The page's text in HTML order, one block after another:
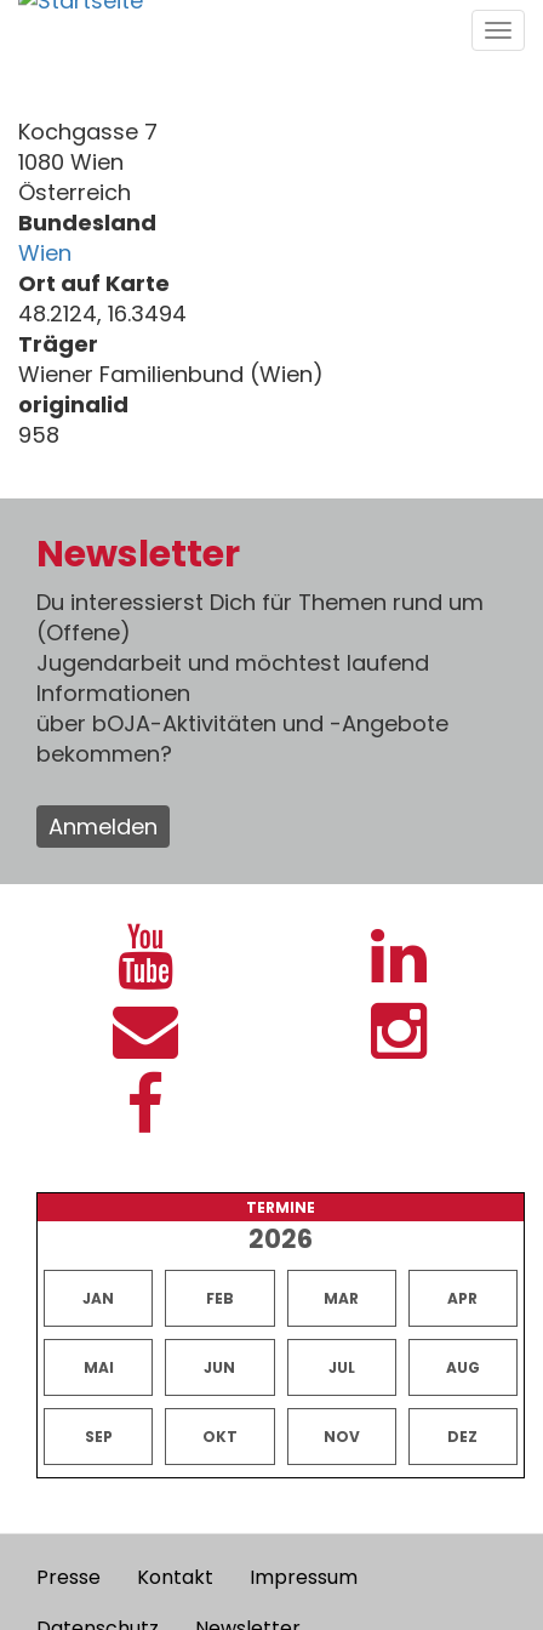
Direkt
Kochgasse 7
1080 Wien
Österreich
Bundesland
Wien
Ort auf Karte
48.2124, 16.3494
Träger
Wiener Familienbund (Wien)
originalid
958
Newsletter
Du interessierst Dich für Themen rund um
(Offene)
Jugendarbeit und möchtest laufend
Informationen
über bOJA-Aktivitäten und -Angebote
bekommen?
Anmelden
TERMINE
2026
JAN FEB MAR APR
MAI JUN JUL AUG
SEP OKT NOV DEZ
Footer
Presse Kontakt
Impressum